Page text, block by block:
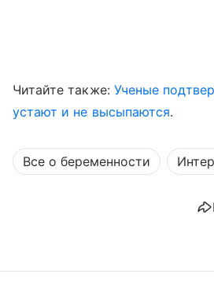
Читайте также: Ученые
устают и не высыпаются.
Все о беременности